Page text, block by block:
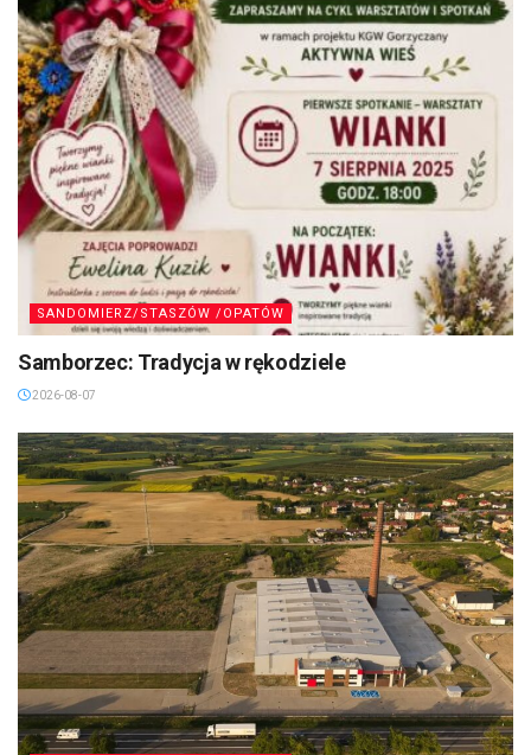
SANDOMIERZ/STASZÓW /OPATÓW
Samborzec: Tradycja w rękodziele
2026-08-07